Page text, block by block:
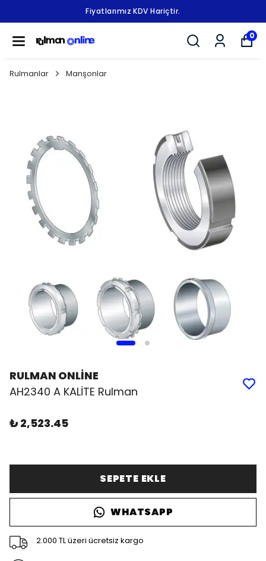
Fiyatlarımız KDV Hariçtir.
0
Rulmanlar Manşonlar
RULMAN ONLİNE
AH2340 A KALİTE Rulman
₺ 2,523.45
SEPETE EKLE
WHATSAPP
2.000 TL üzeri ücretsiz kargo